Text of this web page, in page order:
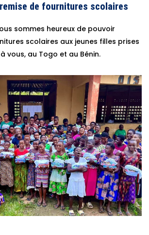
de fournitures scolaires
sommes heureux de pouvoir
scolaires aux jeunes filles prises
vous, au Togo et au Bénin.